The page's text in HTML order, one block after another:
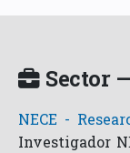
Sector
NECE -
Investigador